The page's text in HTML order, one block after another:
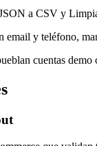
a CSV y
y teléfono,
cuentas